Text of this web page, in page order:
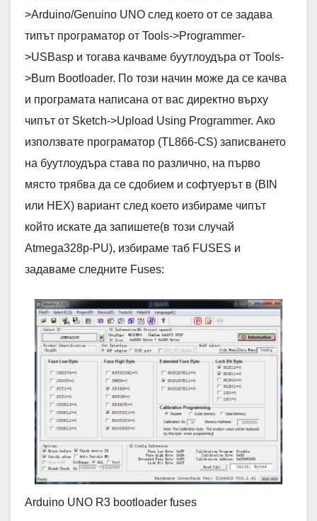
>Arduino/Genuino UNO след което от се задава
типът програматор от Tools->Programmer-
>USBasp и тогава качваме буутлоудъра от Tools-
>Burn Bootloader. По този начин може да се качва
и програмата написана от вас директно върху
чипът от Sketch->Upload Using Programmer. Ако
използвате програматор (TL866-CS) записването
на буутлоудъра става по различно, на първо
място трябва да се сдобием и софтуерът в (BIN
или HEX) вариант след което избираме чипът
който искате да запишете(в този случай
Atmega328p-PU), избираме таб FUSES и
задаваме следните Fuses:
Arduino UNO R3 bootloader fuses